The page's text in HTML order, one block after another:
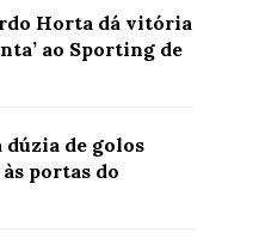
Horta dá vitória
ao Sporting de
de golos
portas do